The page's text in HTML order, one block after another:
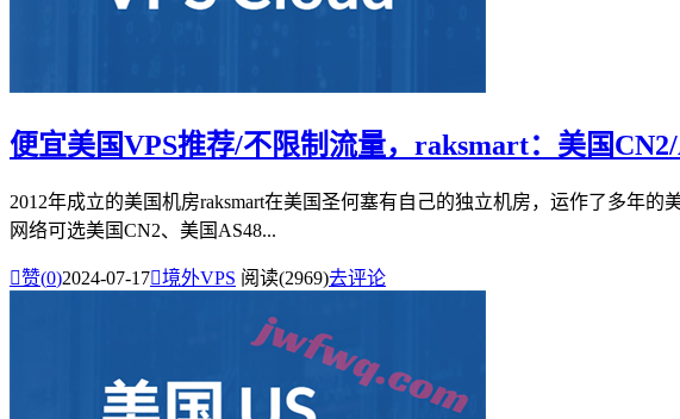
便宜美国VPS推荐/不限制流量，raksmart：美国
2012年成立的美国机房raksmart在美国圣何塞有自己的独立机房，运作了多年
网络可选美国CN2、美国AS48...
赞(0)2024-07-17境外VPS 阅读(2969)去评论